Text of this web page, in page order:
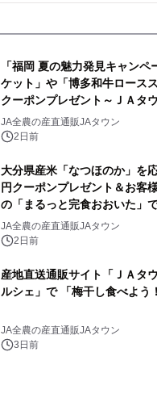
「福岡 夏の魅力発見キャン
ケット」や「博多和牛ロース
クーポンプレゼント～ＪＡタ
月１１日まで～
JA全農の産直通販JAタウン
2日前
大分県産米「なつほのか」を
円クーポンプレゼント＆お客
の「まるっと完食おおいた」
JA全農の産直通販JAタウン
2日前
産地直送通販サイト「ＪＡタ
ルシェ」で 「梅干し食べよう
JA全農の産直通販JAタウン
3日前